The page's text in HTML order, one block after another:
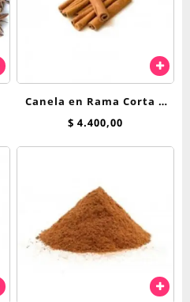
Canela en Rama Corta x
100 grs
$ 4.400,00